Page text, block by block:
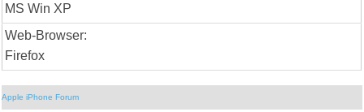
MS Win XP
Web-Browser:
Firefox
Apple iPhone Forum